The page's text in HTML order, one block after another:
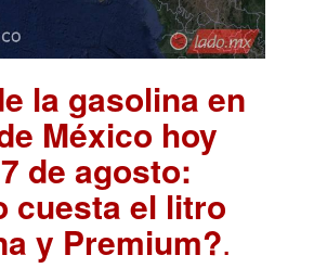
la gasolina en
México hoy
de agosto:
cuesta el litro
y Premium?.